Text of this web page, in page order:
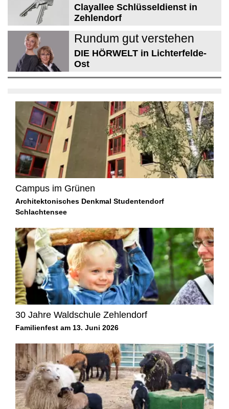
Clayallee Schlüsseldienst in
Zehlendorf
Rundum gut verstehen
DIE HÖRWELT in Lichterfelde-
Ost
Campus im Grünen
Architektonisches Denkmal Studentendorf
Schlachtensee
30 Jahre Waldschule Zehlendorf
Familienfest am 13. Juni 2026